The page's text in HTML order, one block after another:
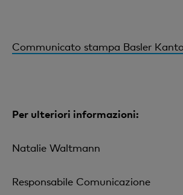
Communicato stampa Basler
Per ulteriori informazioni:
Natalie Waltmann
Responsabile Comunicazione